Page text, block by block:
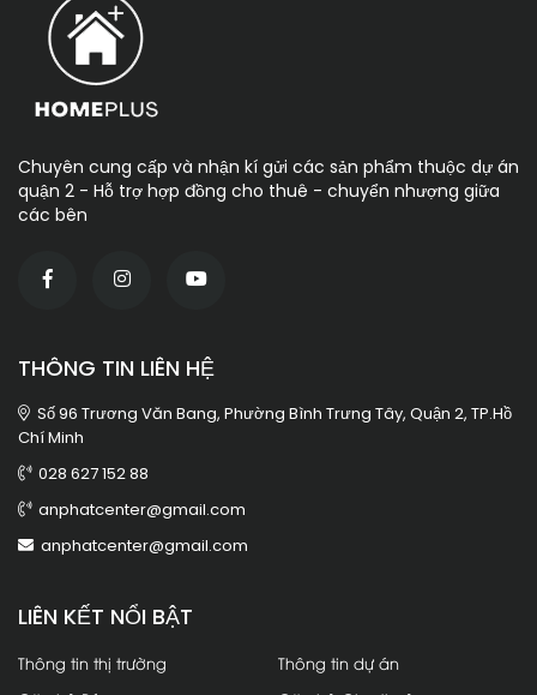
Chuyên cung cấp và nhận kí gửi các sản phẩm thuộc dự án
quận 2 - Hỗ trợ hợp đồng cho thuê - chuyển nhượng giữa
các bên
THÔNG TIN LIÊN HỆ
Số 96 Trương Văn Bang, Phường Bình Trưng Tây, Quận 2, TP.Hồ
Chí Minh
028 627 152 88
anphatcenter@gmail.com
anphatcenter@gmail.com
LIÊN KẾT NỔI BẬT
Thông tin thị trường
Thông tin dự án